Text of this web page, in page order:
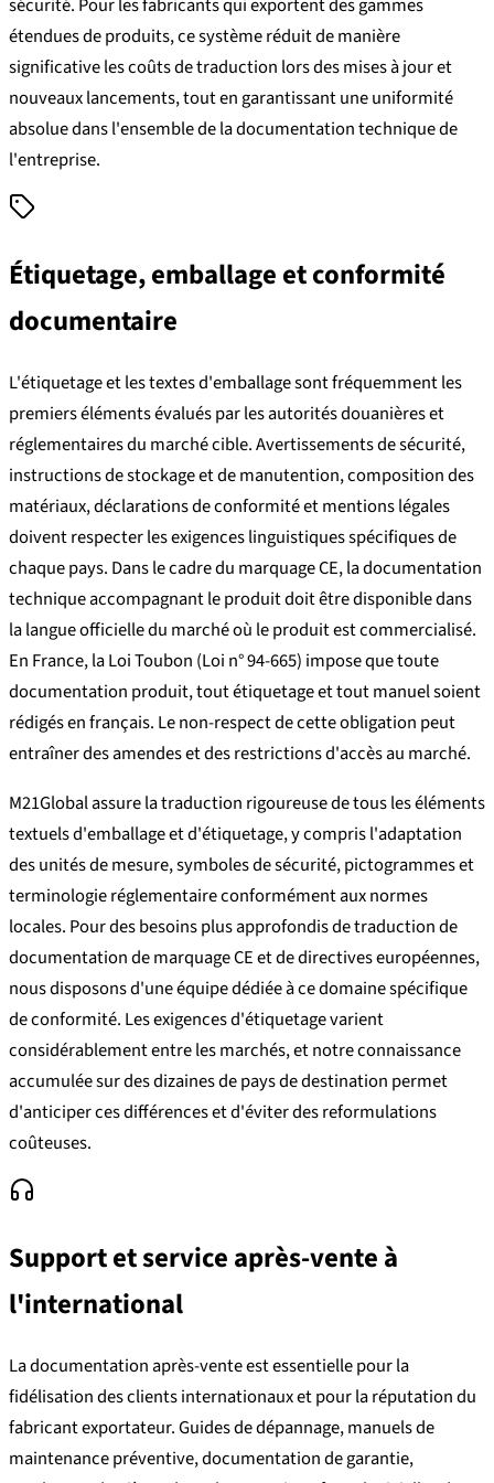
étendues de produits, ce système réduit de manière
significative les coûts de traduction lors des mises à jour et
nouveaux lancements, tout en garantissant une uniformité
absolue dans l'ensemble de la documentation technique de
l'entreprise.
Étiquetage, emballage et conformité
documentaire
L'étiquetage et les textes d'emballage sont fréquemment les
premiers éléments évalués par les autorités douanières et
réglementaires du marché cible. Avertissements de sécurité,
instructions de stockage et de manutention, composition des
matériaux, déclarations de conformité et mentions légales
doivent respecter les exigences linguistiques spécifiques de
chaque pays. Dans le cadre du marquage CE, la documentation
technique accompagnant le produit doit être disponible dans
la langue officielle du marché où le produit est commercialisé.
En France, la Loi Toubon (Loi n° 94-665) impose que toute
documentation produit, tout étiquetage et tout manuel soient
rédigés en français. Le non-respect de cette obligation peut
entraîner des amendes et des restrictions d'accès au marché.
M21Global assure la traduction rigoureuse de tous les éléments
textuels d'emballage et d'étiquetage, y compris l'adaptation
des unités de mesure, symboles de sécurité, pictogrammes et
terminologie réglementaire conformément aux normes
locales. Pour des besoins plus approfondis de traduction de
documentation de marquage CE et de directives européennes,
nous disposons d'une équipe dédiée à ce domaine spécifique
de conformité. Les exigences d'étiquetage varient
considérablement entre les marchés, et notre connaissance
accumulée sur des dizaines de pays de destination permet
d'anticiper ces différences et d'éviter des reformulations
coûteuses.
Support et service après-vente à
l'international
La documentation après-vente est essentielle pour la
fidélisation des clients internationaux et pour la réputation du
fabricant exportateur. Guides de dépannage, manuels de
maintenance préventive, documentation de garantie,